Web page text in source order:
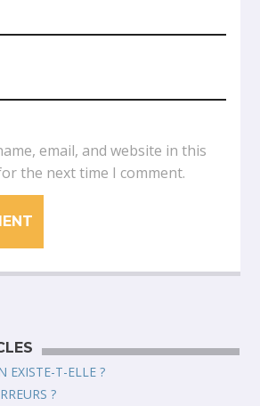
email, and website in this
the next time I comment.
EXISTE-T-ELLE ?
?